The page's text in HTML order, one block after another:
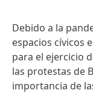
Debido a la
espacios cívicos
para el ejercicio
las protestas de
importancia de